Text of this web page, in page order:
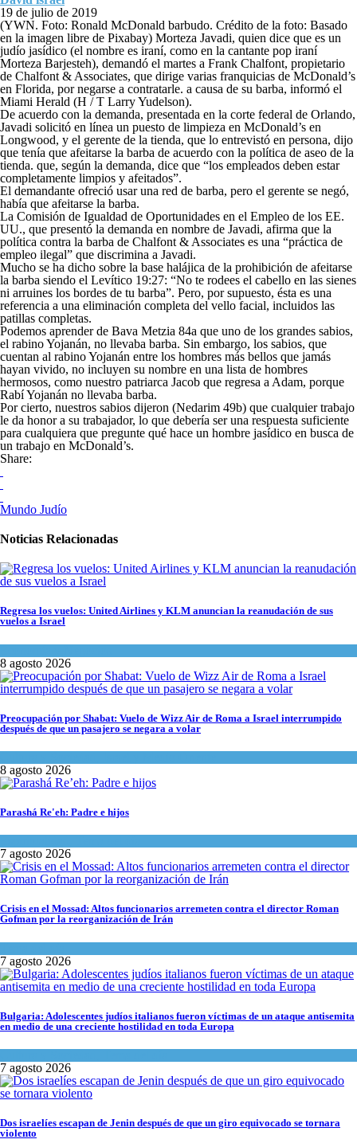
19 de julio de 2019
(YWN. Foto: Ronald McDonald barbudo. Crédito de la foto: Basado
en la imagen libre de Pixabay) Morteza Javadi, quien dice que es un
judío jasídico (el nombre es iraní, como en la cantante pop iraní
Morteza Barjesteh), demandó el martes a Frank Chalfont, propietario
de Chalfont & Associates, que dirige varias franquicias de McDonald’s
en Florida, por negarse a contratarle. a causa de su barba, informó el
Miami Herald (H / T Larry Yudelson).
De acuerdo con la demanda, presentada en la corte federal de Orlando,
Javadi solicitó en línea un puesto de limpieza en McDonald’s en
Longwood, y el gerente de la tienda, que lo entrevistó en persona, dijo
que tenía que afeitarse la barba de acuerdo con la política de aseo de la
tienda. que, según la demanda, dice que “los empleados deben estar
completamente limpios y afeitados”.
El demandante ofreció usar una red de barba, pero el gerente se negó,
había que afeitarse la barba.
La Comisión de Igualdad de Oportunidades en el Empleo de los EE.
UU., que presentó la demanda en nombre de Javadi, afirma que la
política contra la barba de Chalfont & Associates es una “práctica de
empleo ilegal” que discrimina a Javadi.
Mucho se ha dicho sobre la base halájica de la prohibición de afeitarse
la barba siendo el Levítico 19:27: “No te rodees el cabello en las sienes
ni arruines los bordes de tu barba”. Pero, por supuesto, ésta es una
referencia a una eliminación completa del vello facial, incluidos las
patillas completas.
Podemos aprender de Bava Metzia 84a que uno de los grandes sabios,
el rabino Yojanán, no llevaba barba. Sin embargo, los sabios, que
cuentan al rabino Yojanán entre los hombres más bellos que jamás
hayan vivido, no incluyen su nombre en una lista de hombres
hermosos, como nuestro patriarca Jacob que regresa a Adam, porque
Rabí Yojanán no llevaba barba.
Por cierto, nuestros sabios dijeron (Nedarim 49b) que cualquier trabajo
le da honor a su trabajador, lo que debería ser una respuesta suficiente
para cualquiera que pregunte qué hace un hombre jasídico en busca de
un trabajo en McDonald’s.
Share:
Mundo Judío
Noticias Relacionadas
Regresa los vuelos: United Airlines y KLM anuncian la reanudación de sus
vuelos a Israel
8 agosto 2026
Preocupación por Shabat: Vuelo de Wizz Air de Roma a Israel interrumpido
después de que un pasajero se negara a volar
8 agosto 2026
Parashá Re'eh: Padre e hijos
7 agosto 2026
Crisis en el Mossad: Altos funcionarios arremeten contra el director Roman
Gofman por la reorganización de Irán
7 agosto 2026
Bulgaria: Adolescentes judíos italianos fueron víctimas de un ataque antisemita
en medio de una creciente hostilidad en toda Europa
7 agosto 2026
Dos israelíes escapan de Jenin después de que un giro equivocado se tornara
violento